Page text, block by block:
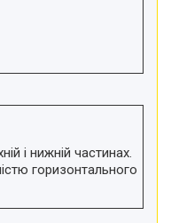
і нижній частинах.
горизонтального